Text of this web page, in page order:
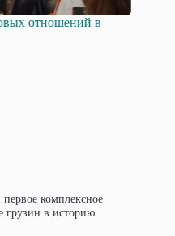
отношений в
комплексное
грузин в историю